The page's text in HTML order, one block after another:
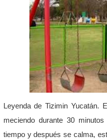
Leyenda de Tizimin Yucatán.
meciendo durante 30
tiempo y después se calma,